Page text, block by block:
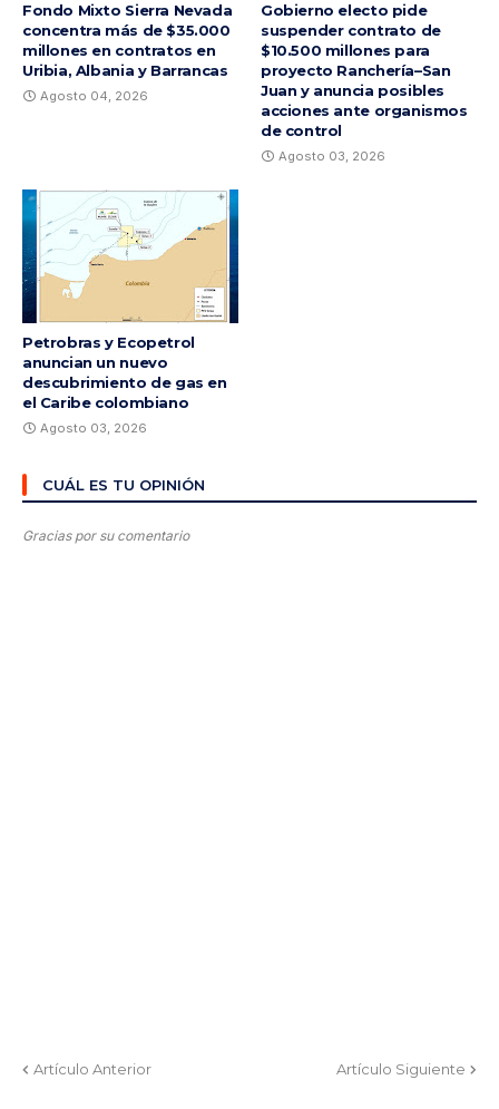
Fondo Mixto Sierra Nevada
concentra más de $35.000
millones en contratos en
Uribia, Albania y Barrancas
Agosto 04, 2026
Gobierno electo pide
suspender contrato de
$10.500 millones para
proyecto Ranchería–San
Juan y anuncia posibles
acciones ante organismos
de control
Agosto 03, 2026
Petrobras y Ecopetrol
anuncian un nuevo
descubrimiento de gas en
el Caribe colombiano
Agosto 03, 2026
CUÁL ES TU OPINIÓN
Gracias por su comentario
Artículo Anterior Artículo Siguiente